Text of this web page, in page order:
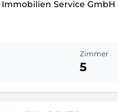
Immobilien Service GmbH
Zimmer
5